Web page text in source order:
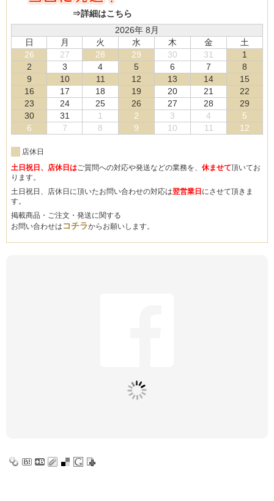
⇒詳細はこちら
2026年 8月
日
月 火 水 木 金
土
26
27 28 29 30 31
1
2
3 4 5 6 7
8
9
10 11 12 13 14
15
16
17 18 19 20 21
22
23
24 25 26 27 28
29
30
31 1 2 3 4
5
6
7 8 9 10 11 12
店休日
土日祝日、店休日はご質問への対応や発送などの業務を、 休ませて頂いてお
ります。
土日祝日、店休日に頂いたお問い合わせの対応は翌営業日にさせて頂きま
す。
掲載商品・ご注文・発送に関する
お問い合わせは コチラからお願いします。